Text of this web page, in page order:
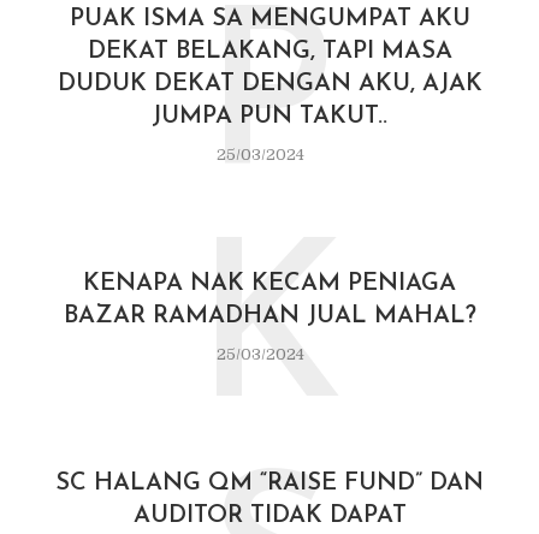
PUAK ISMA SA MENGUMPAT AKU
DEKAT BELAKANG, TAPI MASA
DUDUK DEKAT DENGAN AKU, AJAK
JUMPA PUN TAKUT..
25/03/2024
P
KENAPA NAK KECAM PENIAGA
BAZAR RAMADHAN JUAL MAHAL?
25/03/2024
K
SC HALANG QM “RAISE FUND” DAN
AUDITOR TIDAK DAPAT